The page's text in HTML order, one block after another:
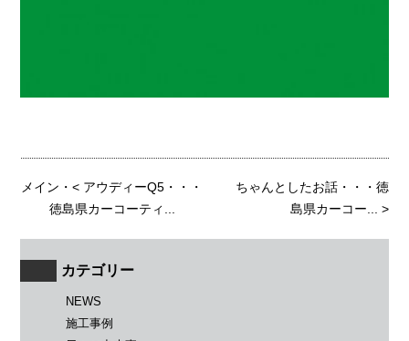
メイン ・< アウディーQ5・・・
徳島県カーコーティ...
ちゃんとしたお話・・・徳
島県カーコー... >
カテゴリー
NEWS
施工事例